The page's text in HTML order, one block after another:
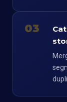
03